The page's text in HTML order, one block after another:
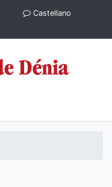
Castellano